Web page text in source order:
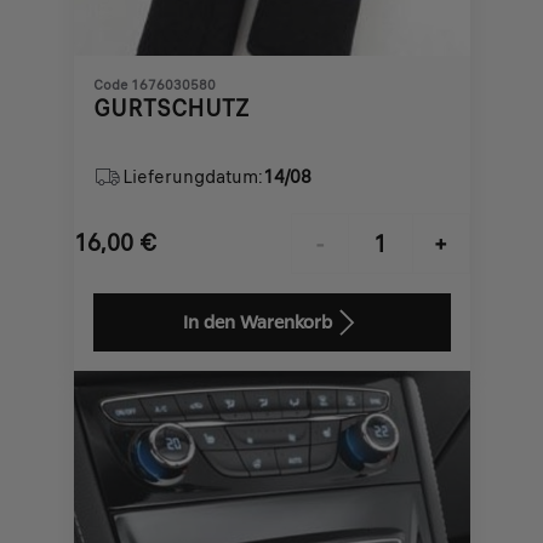
Code 1676030580
GURTSCHUTZ
Lieferungdatum:14/08
16,00 €
Price
16,00
€
-
+
Quantity
to:
1
In den Warenkorb